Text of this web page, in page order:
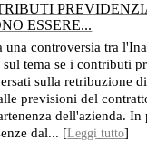
ESSERE...
una controversia tra
sul tema se i contributi
sulla retribuzione
previsioni del
dell'azienda. In
dal... [Leggi tutto]